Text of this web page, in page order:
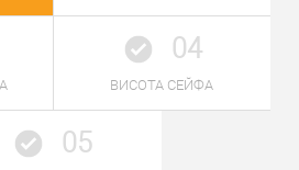
04
ВИСОТА СЕЙФА
05